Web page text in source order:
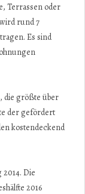
Terrassen oder
rund 7
Es sind
die größte über
der gefördert
kostendeckend
Die
2016